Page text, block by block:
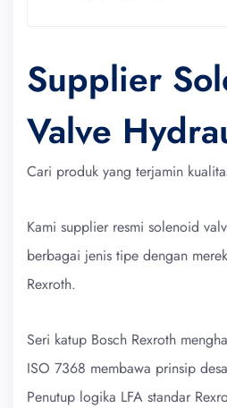
Supplier
Valve
Cari produk yang terjamin
Kami supplier resmi solenoid
berbagai jenis tipe dengan
Rexroth.
Seri katup Bosch Rexroth
ISO 7368 membawa prinsip
Penutup logika LFA standar